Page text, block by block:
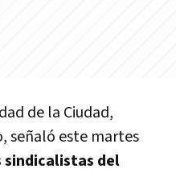
de la Ciudad,
señaló este martes
sindicalistas del